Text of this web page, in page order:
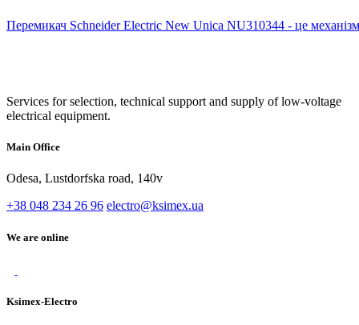
Перемикач Schneider Electric New Unica NU310344 - це
Services for selection, technical support and supply of low-voltage
electrical equipment.
Main Office
Odesa, Lustdorfska road, 140v
+38 048 234 26 96 electro@ksimex.ua
We are online
Ksimex-Electro